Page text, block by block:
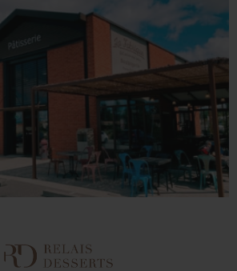
VALENCE
de Mars - 26000 Valence
04 75 60 90 28